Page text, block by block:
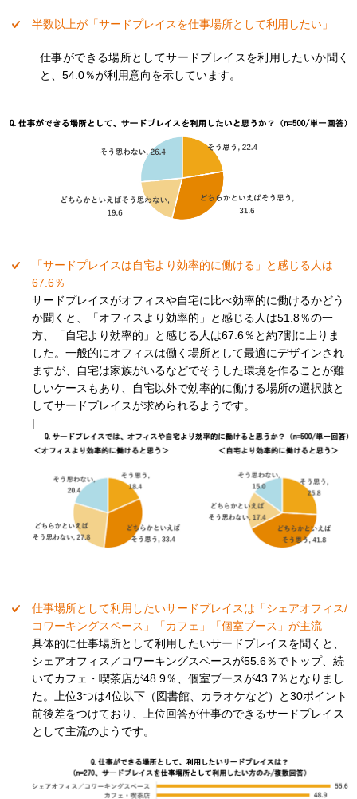
半数以上が「サードプレイスを仕事場所として利用したい」
仕事ができる場所としてサードプレイスを利用したいか聞く
と、54.0％が利用意向を示しています。
「サードプレイスは自宅より効率的に働ける」と感じる人は
67.6％
サードプレイスがオフィスや自宅に比べ効率的に働けるかどう
か聞くと、「オフィスより効率的」と感じる人は51.8％の一
方、「自宅より効率的」と感じる人は67.6％と約7割に上りま
した。一般的にオフィスは働く場所として最適にデザインされ
ますが、自宅は家族がいるなどでそうした環境を作ることが難
しいケースもあり、自宅以外で効率的に働ける場所の選択肢と
してサードプレイスが求められるようです。
|
仕事場所として利用したいサードプレイスは「シェアオフィス/
コワーキングスペース」「カフェ」「個室ブース」が主流
具体的に仕事場所として利用したいサードプレイスを聞くと、
シェアオフィス／コワーキングスペースが55.6％でトップ、続
いてカフェ・喫茶店が48.9％、個室ブースが43.7％となりまし
た。上位3つは4位以下（図書館、カラオケなど）と30ポイント
前後差をつけており、上位回答が仕事のできるサードプレイス
として主流のようです。